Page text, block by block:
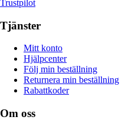
Trustpilot
Tjänster
Mitt konto
Hjälpcenter
Följ min beställning
Returnera min beställning
Rabattkoder
Om oss